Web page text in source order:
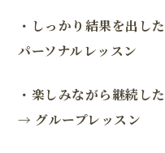
・しっかり結果を出し
パーソナルレッスン
・楽しみながら継続し
→ グループレッスン